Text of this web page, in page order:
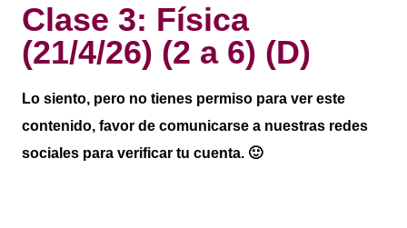
Clase 3: Física
(21/4/26) (2 a 6) (D)
Lo siento, pero no tienes permiso para ver este
contenido, favor de comunicarse a nuestras redes
sociales para verificar tu cuenta. 🙂